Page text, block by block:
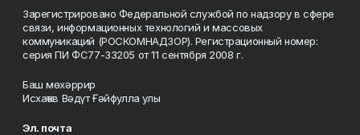
Зарегистрировано Федеральной службой по надзору в сфере
связи, информационных технологий и массовых
коммуникаций (РОСКОМНАДЗОР). Регистрационный номер:
серия ПИ ФС77-33205 от 11 сентября 2008 г.
Баш мөхәррир
Исхаҡов Вәдүт Ғәйфулла улы
Эл. почта